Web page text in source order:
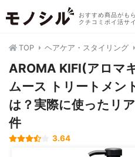
おすすめ商品がも
クチコミポイ活サ
TOP ヘアケア・スタイリング
AROMA KIFI(アロマ
ムース トリートメン
は？実際に使ったリ
件
3.64